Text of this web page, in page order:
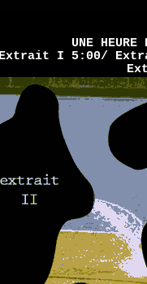
UNE
Extrait I 5:00/